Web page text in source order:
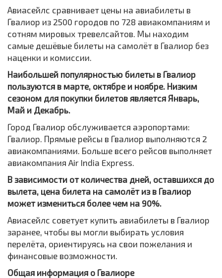
Авиасейлс сравнивает цены на авиабилеты в
Гвалиор из 2500 городов по 728 авиакомпаниям и
сотням мировых тревелсайтов. Мы находим
самые дешёвые билеты на самолёт в Гвалиор без
наценки и комиссии.
Наибольшей популярностью билеты в Гвалиор
пользуются в марте, октябре и ноябре. Низким
сезоном для покупки билетов является Январь,
Май и Декабрь.
Город Гвалиор обслуживается аэропортами:
Гвалиор. Прямые рейсы в Гвалиор выполняются 2
авиакомпаниями. Больше всего рейсов выполняет
авиакомпания Air India Express.
В зависимости от количества дней, оставшихся до
вылета, цена билета на самолёт из в Гвалиор
может измениться более чем на 90%.
Авиасейлс советует купить авиабилеты в Гвалиор
заранее, чтобы вы могли выбирать условия
перелёта, ориентируясь на свои пожелания и
финансовые возможности.
Общая информация о Гвалиоре